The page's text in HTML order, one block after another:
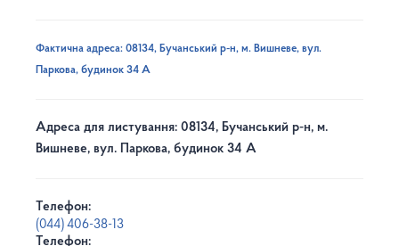
Фактична адреса: 08134, Бучанський р-н, м. Вишневе, вул.
Паркова, будинок 34 А
Адреса для листування: 08134, Бучанський р-н, м.
Вишневе, вул. Паркова, будинок 34 А
Телефон:
(044) 406-38-13
Телефон: